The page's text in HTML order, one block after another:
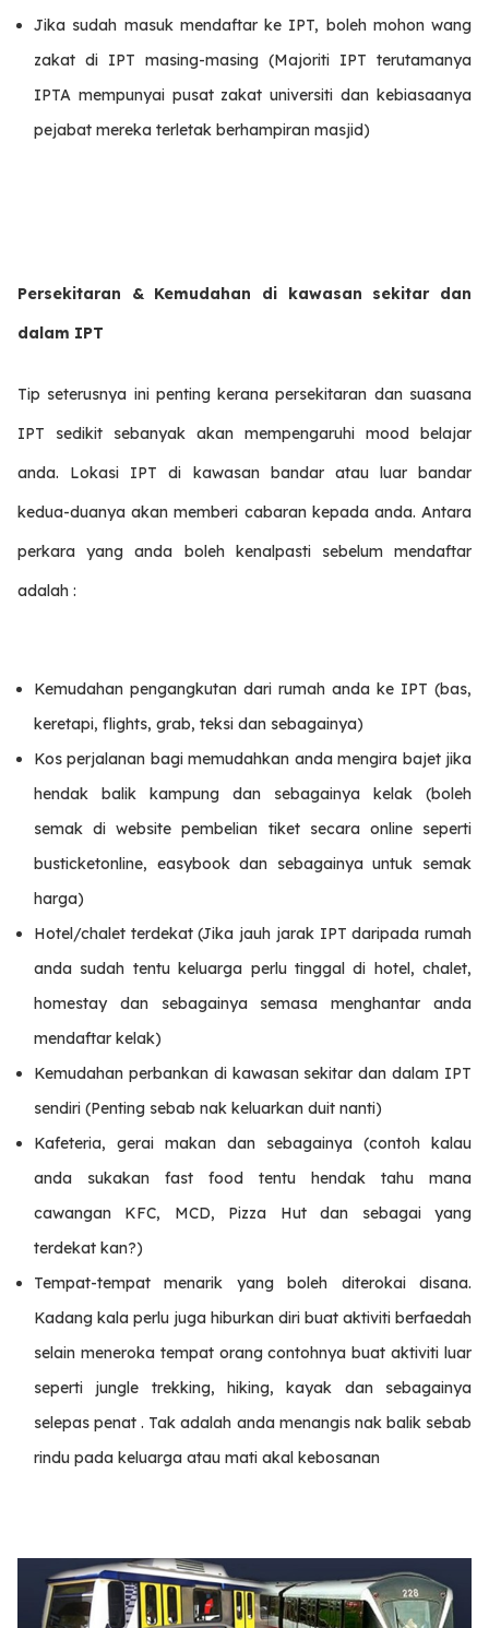
Jika sudah masuk mendaftar ke IPT, boleh mohon wang
zakat di IPT masing-masing (Majoriti IPT terutamanya
IPTA mempunyai pusat zakat universiti dan kebiasaanya
pejabat mereka terletak berhampiran masjid)
Persekitaran & Kemudahan di kawasan sekitar dan
dalam IPT
Tip seterusnya ini penting kerana persekitaran dan suasana
IPT sedikit sebanyak akan mempengaruhi mood belajar
anda. Lokasi IPT di kawasan bandar atau luar bandar
kedua-duanya akan memberi cabaran kepada anda. Antara
perkara yang anda boleh kenalpasti sebelum mendaftar
adalah :
Kemudahan pengangkutan dari rumah anda ke IPT (bas,
keretapi, flights, grab, teksi dan sebagainya)
Kos perjalanan bagi memudahkan anda mengira bajet jika
hendak balik kampung dan sebagainya kelak (boleh
semak di website pembelian tiket secara online seperti
busticketonline, easybook dan sebagainya untuk semak
harga)
Hotel/chalet terdekat (Jika jauh jarak IPT daripada rumah
anda sudah tentu keluarga perlu tinggal di hotel, chalet,
homestay dan sebagainya semasa menghantar anda
mendaftar kelak)
Kemudahan perbankan di kawasan sekitar dan dalam IPT
sendiri (Penting sebab nak keluarkan duit nanti)
Kafeteria, gerai makan dan sebagainya (contoh kalau
anda sukakan fast food tentu hendak tahu mana
cawangan KFC, MCD, Pizza Hut dan sebagai yang
terdekat kan?)
Tempat-tempat menarik yang boleh diterokai disana.
Kadang kala perlu juga hiburkan diri buat aktiviti berfaedah
selain meneroka tempat orang contohnya buat aktiviti luar
seperti jungle trekking, hiking, kayak dan sebagainya
selepas penat . Tak adalah anda menangis nak balik sebab
rindu pada keluarga atau mati akal kebosanan